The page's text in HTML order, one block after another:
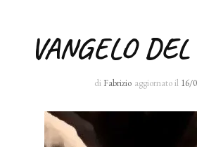
Sacro Manto
VANGELO
di Fabrizio aggiornato il 16/